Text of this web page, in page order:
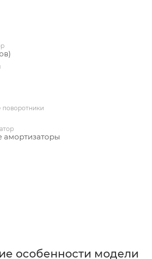
амортизаторы
особенности модели